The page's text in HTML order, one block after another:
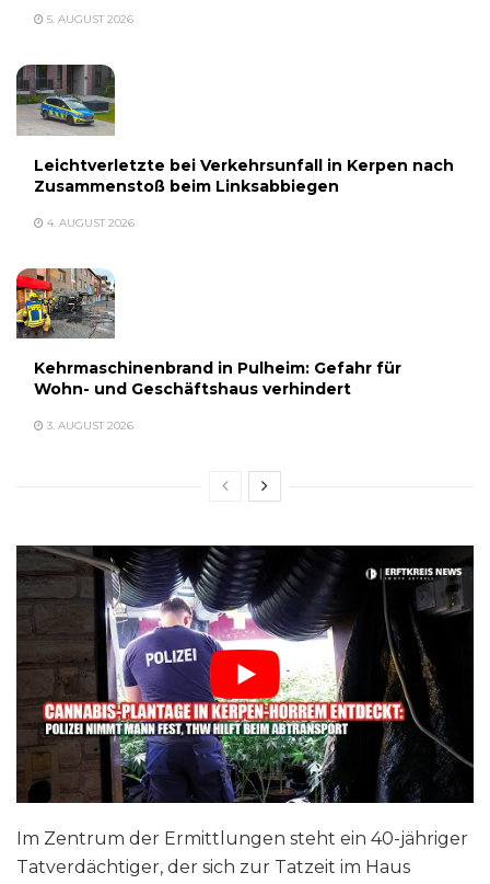
5. AUGUST 2026
Leichtverletzte bei Verkehrsunfall in Kerpen nach
Zusammenstoß beim Linksabbiegen
4. AUGUST 2026
Kehrmaschinenbrand in Pulheim: Gefahr für
Wohn- und Geschäftshaus verhindert
3. AUGUST 2026
Im Zentrum der Ermittlungen steht ein 40-jähriger
Tatverdächtiger, der sich zur Tatzeit im Haus